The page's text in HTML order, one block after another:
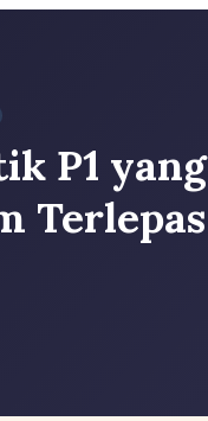
P1 yang
Terlepas